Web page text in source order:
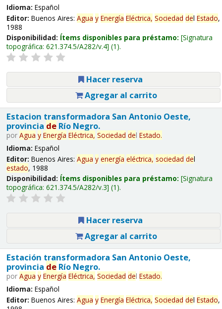
Idioma: Español
Editor: Buenos Aires: Agua y Energía Eléctrica, Sociedad del Estado,
1988
Disponibilidad: Ítems disponibles para préstamo: Signatura
topográfica: 621.374.5/A282/v.4 (1).
Hacer reserva
Agregar al carrito
Estacion transformadora San Antonio Oeste,
provincia deRío Negro.
por Agua y Energía Eléctrica, Sociedad del Estado.
Idioma: Español
Editor: Buenos Aires: Agua y energía eléctrica, sociedad del
estado, 1988
Disponibilidad: Ítems disponibles para préstamo: Signatura
topográfica: 621.374.5/A282/v.3 (1).
Hacer reserva
Agregar al carrito
Estación transformadora San Antonio Oeste,
provincia deRío Negro.
por Agua y Energía Eléctrica, Sociedad del Estado.
Idioma: Español
Editor: Buenos Aires: Agua y Energía Eléctrica, Sociedad del Estado,